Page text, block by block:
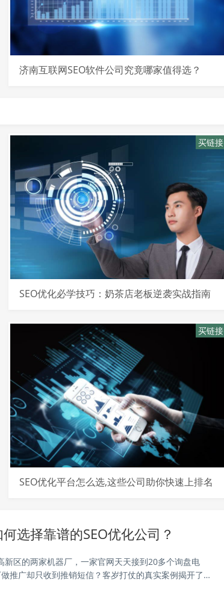
济南互联网SEO软件公司究竟哪家值得选？
买链接
SEO优化必学技巧：奶茶店老板逆袭实战指南
买链接
SEO优化平台怎么选,这些公司助你快速上排名
选择靠谱的SEO优化公司？
新区的两家机器厂，一家官网天天接到20多个询盘电
推广却只收到推销短信？客岁打仗的真实案例揭开了这